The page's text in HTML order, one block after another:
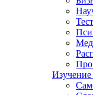
Изучение